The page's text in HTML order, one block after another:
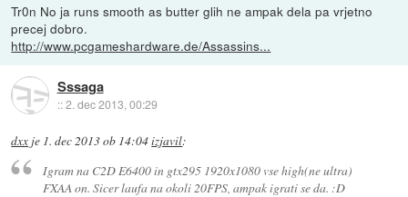
Tr0n No ja runs smooth as butter glih ne ampak dela pa vrjetno
precej dobro.
http://www.pcgameshardware.de/Assassins...
Sssaga
::2. dec 2013, 00:29
dxx je 1. dec 2013 ob 14:04izjavil:
Igram na C2D E6400 in gtx295 1920x1080 vse high(ne ultra)
FXAA on. Sicer laufa na okoli 20FPS, ampak igrati se da. :D